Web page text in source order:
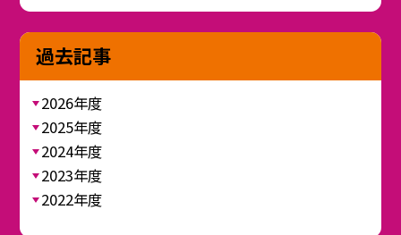
過去記事
2026年度
2025年度
2024年度
2023年度
2022年度